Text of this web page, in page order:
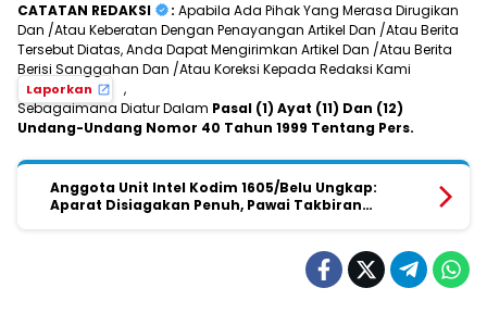
CATATAN REDAKSI : Apabila Ada Pihak Yang Merasa Dirugikan
Dan /Atau Keberatan Dengan Penayangan Artikel Dan /Atau Berita
Tersebut Diatas, Anda Dapat Mengirimkan Artikel Dan /Atau Berita
Berisi Sanggahan Dan /Atau Koreksi Kepada Redaksi Kami
Laporkan
,
Sebagaimana Diatur Dalam Pasal (1) Ayat (11) Dan (12)
Undang-Undang Nomor 40 Tahun 1999 Tentang Pers.
Anggota Unit Intel Kodim 1605/Belu Ungkap:
Aparat Disiagakan Penuh, Pawai Takbiran